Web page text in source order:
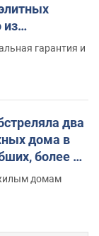
из
средства
гарантия и
два
дома в
более 20
домам